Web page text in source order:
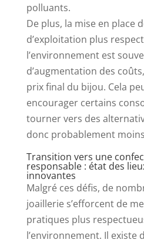
polluants.
De plus, la mise en place
d’exploitation plus
l’environnement est
d’augmentation des
prix final du bijou. Cela
encourager certains
tourner vers des
donc probablement
Transition vers une
responsable : état des
innovantes
Malgré ces défis, de
joaillerie s’efforcent de
pratiques plus
l’environnement. Il existe